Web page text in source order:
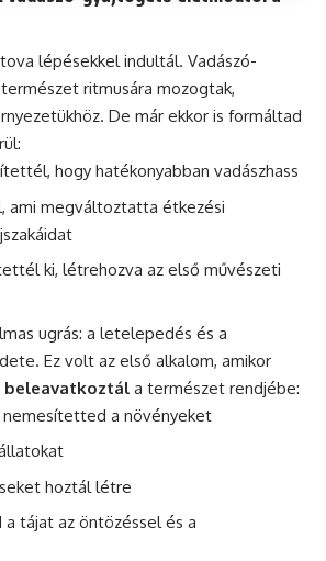
lépésekkel indultál. Vadászó-
ritmusára mozogtak,
De már ekkor is formáltad
hogy hatékonyabban vadászhass
ami megváltoztatta étkezési
ki, létrehozva az első művészeti
ugrás: a letelepedés és a
Ez volt az első alkalom, amikor
beleavatkoztál a természet rendjébe:
a növényeket
hoztál létre
tájat az öntözéssel és a